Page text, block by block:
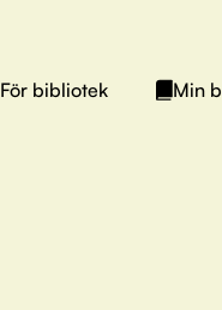
För bibliotek Min